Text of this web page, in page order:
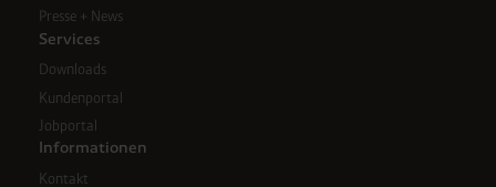
Presse + News
Services
Downloads
Kundenportal
Jobportal
Informationen
Kontakt